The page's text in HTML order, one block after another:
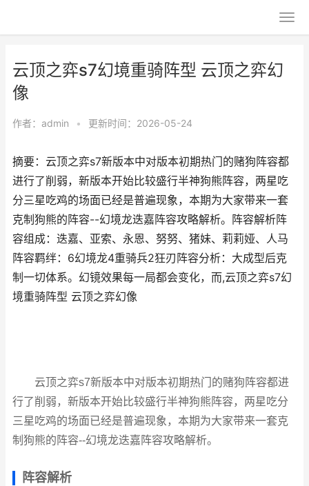
云顶之弈s7幻境重骑阵型 云顶之弈幻
像
作者： admin • 更新时间：2026-05-24
摘要：云顶之弈s7新版本中对版本初期热门的赌狗阵容都
进行了削弱，新版本开始比较盛行半神狗熊阵容，两星吃
分三星吃鸡的场面已经是普遍现象，本期为大家带来一套
克制狗熊的阵容--幻境龙迭嘉阵容攻略解析。阵容解析阵
容组成：迭嘉、亚索、永恩、努努、猪妹、莉莉娅、人马
阵容羁绊：6幻境龙4重骑兵2狂刃阵容分析：大成型后克
制一切体系。幻镜效果每一局都会变化，而,云顶之弈s7幻
境重骑阵型 云顶之弈幻像
云顶之弈s7新版本中对版本初期热门的赌狗阵容都进
行了削弱，新版本开始比较盛行半神狗熊阵容，两星吃分
三星吃鸡的场面已经是普遍现象，本期为大家带来一套克
制狗熊的阵容--幻境龙迭嘉阵容攻略解析。
阵容解析